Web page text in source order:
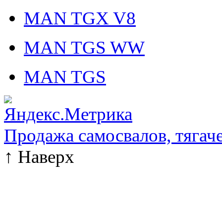
MAN TGX V8
MAN TGS WW
MAN TGS
Продажа самосвалов,
↑ Наверх